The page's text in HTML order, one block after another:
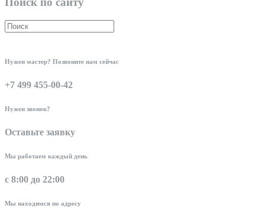
Нужен мастер? Позвоните нам сейчас
+7 499 455-00-42
Нужен звонок?
Оставьте заявку
Мы работаем каждый день
с 8:00 до 22:00
Мы находимся по адресу